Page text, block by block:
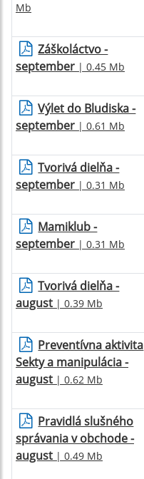
Mb
Záškoláctvo -
september | 0.45 Mb
Výlet do Bludiska -
september | 0.61 Mb
Tvorivá dielňa -
september | 0.31 Mb
Mamiklub -
september | 0.31 Mb
Tvorivá dielňa -
august | 0.39 Mb
Preventívna aktivita
Sekty a manipulácia -
august | 0.62 Mb
Pravidlá slušného
správania v obchode -
august | 0.49 Mb